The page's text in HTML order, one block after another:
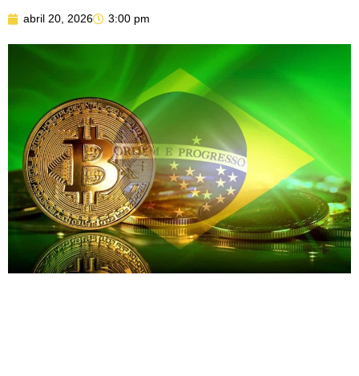
abril 20, 2026 3:00 pm